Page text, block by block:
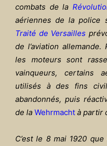
combats de la
aériennes de la police
Traité de Versailles
de l’aviation
les moteurs sont
vainqueurs, certains
utilisés à des fins
abandonnés, puis
de la Wehrmacht à partir
C’est le 8 mai 1920